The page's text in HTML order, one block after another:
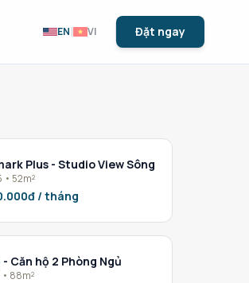
EN| VI Đặt ngay
Plus - Studio View Sông
• 52m²
/ tháng
Park 5 - Căn hộ 2 Phòng Ngủ
• 88m²